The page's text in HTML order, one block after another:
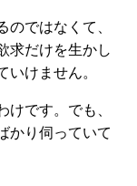
ではなくて、
求だけを生かし
けません。
です。でも、
かり伺っていて